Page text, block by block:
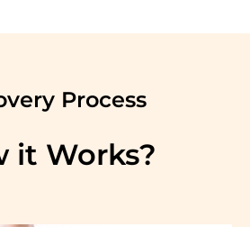
Process
it Works?